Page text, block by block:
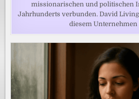
missionarischen und politischen
Jahrhunderts verbunden. David
diesem Unternehmen